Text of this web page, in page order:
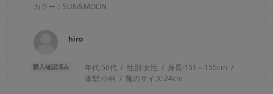
カラー：SUN&MOON
hiro
購入確認済み 年代:50代 性別:女性 身長:151～155cm
体型:小柄 靴のサイズ:24cm